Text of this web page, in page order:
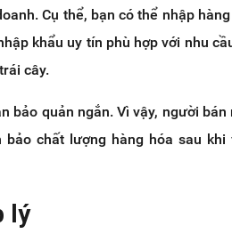
Cụ thể, bạn có thể nhập
khẩu uy tín phù hợp với nhu
cây.
bảo quản ngắn. Vì vậy, người bán
chất lượng hàng hóa sau khi
lý